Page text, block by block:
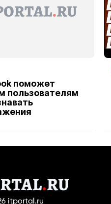
поможет
пользователям
itportal.ru